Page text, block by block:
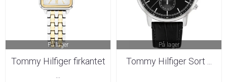
På lager
Tommy Hilfiger firkantet
På lager
Tommy Hilfiger Sort ...